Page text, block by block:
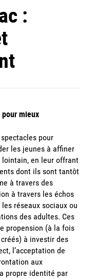
:
mieux
pour
les jeunes à affiner
lointain, en leur offrant
dont ils sont tantôt
à travers des
à travers les échos
réseaux sociaux ou
des adultes. Ces
propension (à la fois
à investir des
l’acceptation de
aux
propre identité par